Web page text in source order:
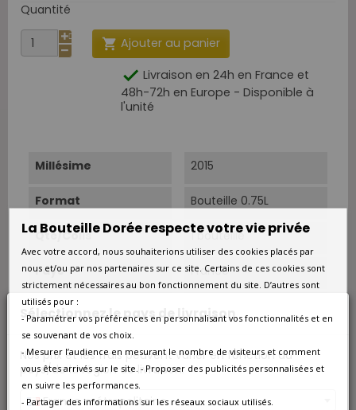
Sélectionnez le pays de livraison
Nos prix et les frais peuvent varier en fonction du
pays/de la région de livraison.
France métropolitaine
Quantité
 Ajouter au panier
 Livraison en 24h en France et
48h-72h en Europe - Disponible à
l'unité
Millésime 2015
Format Bouteille 0.75L
Qté/Colis 1 bouteille
Pays France
Région
Appellation
Millésimé
Couleur
La Bouteille Dorée respecte votre vie privée
Avec votre accord, nous souhaiterions utiliser des cookies placés par
nous et/ou par nos partenaires sur ce site. Certains de ces cookies sont
strictement nécessaires au bon fonctionnement du site. D’autres sont
utilisés pour :
- Paramétrer vos préférences en personnalisant vos fonctionnalités et en
se souvenant de vos choix.
- Mesurer l’audience en mesurant le nombre de visiteurs et comment
vous êtes arrivés sur le site. - Proposer des publicités personnalisées et
en suivre les performances.
- Partager des informations sur les réseaux sociaux utilisés.